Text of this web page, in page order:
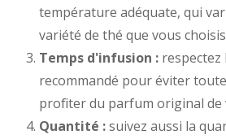
température adéquate, qui
variété de thé que vous
Temps d'infusion :
recommandé pour éviter
profiter du parfum original de
Quantité :suivez aussi la